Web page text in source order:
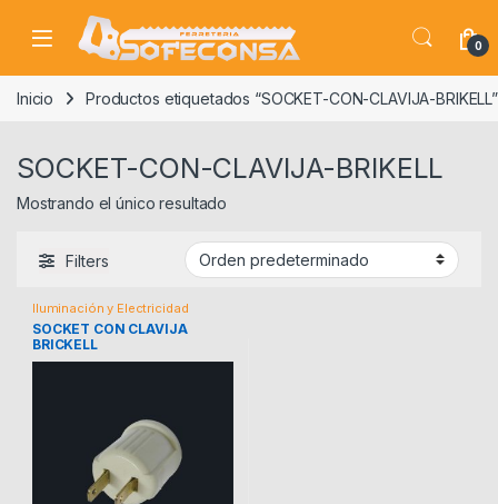
Skip to navigation
Skip to content
0
Inicio Productos etiquetados “SOCKET-CON-CLAVIJA-BRIKELL”
SOCKET-CON-CLAVIJA-BRIKELL
Mostrando el único resultado
Filters
Iluminación y Electricidad
SOCKET CON CLAVIJA
BRICKELL